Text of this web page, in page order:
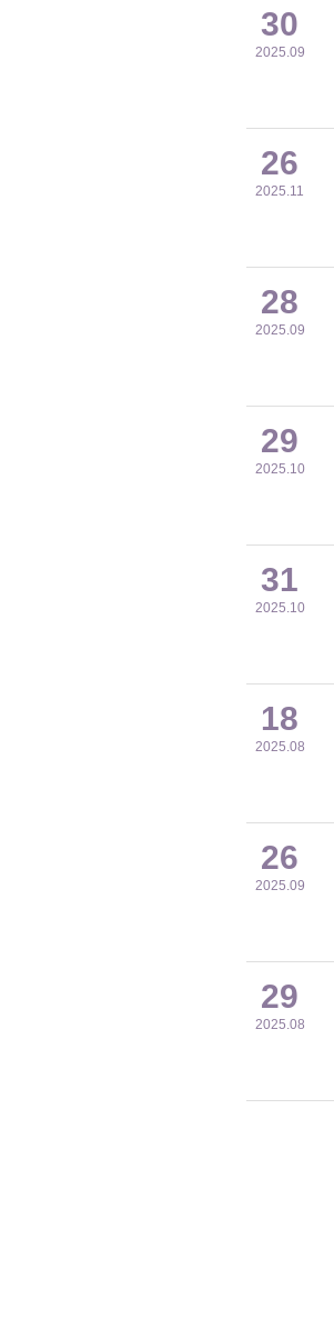
30
2025.09
26
2025.11
28
2025.09
29
2025.10
31
2025.10
18
2025.08
26
2025.09
29
2025.08